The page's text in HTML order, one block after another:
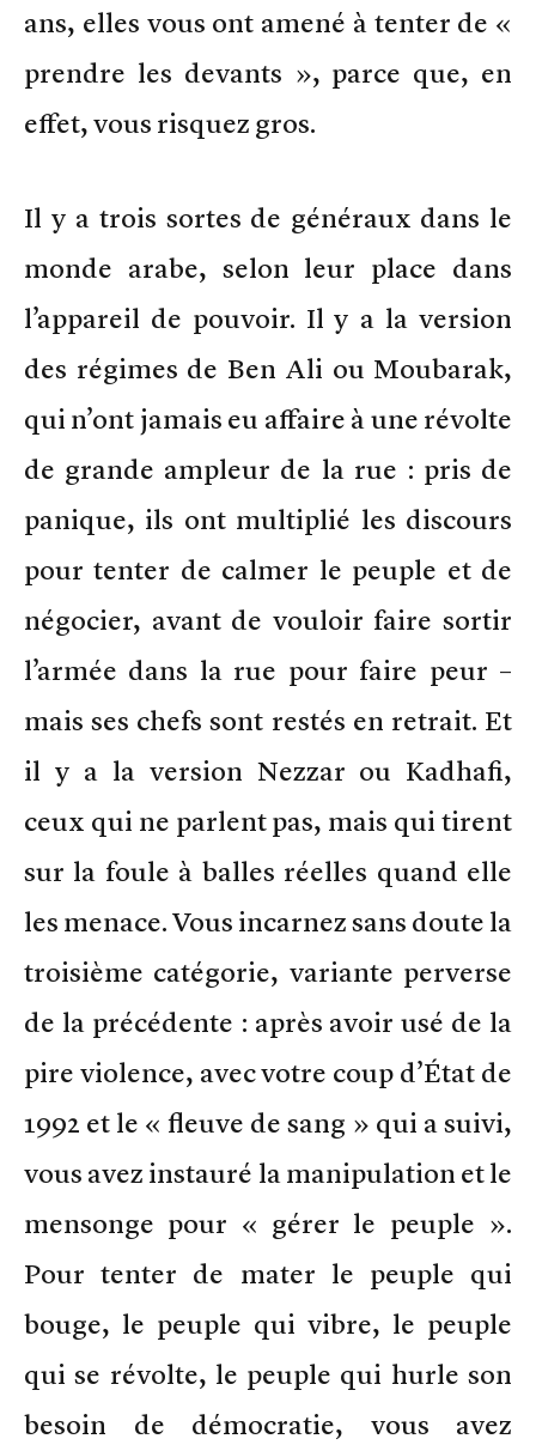
ans, elles vous ont amené à tenter de «
prendre les devants », parce que, en
effet, vous risquez gros.
Il y a trois sortes de généraux dans le
monde arabe, selon leur place dans
l’appareil de pouvoir. Il y a la version
des régimes de Ben Ali ou Moubarak,
qui n’ont jamais eu affaire à une révolte
de grande ampleur de la rue : pris de
panique, ils ont multiplié les discours
pour tenter de calmer le peuple et de
négocier, avant de vouloir faire sortir
l’armée dans la rue pour faire peur –
mais ses chefs sont restés en retrait. Et
il y a la version Nezzar ou Kadhafi,
ceux qui ne parlent pas, mais qui tirent
sur la foule à balles réelles quand elle
les menace. Vous incarnez sans doute la
troisième catégorie, variante perverse
de la précédente : après avoir usé de la
pire violence, avec votre coup d’État de
1992 et le « fleuve de sang » qui a suivi,
vous avez instauré la manipulation et le
mensonge pour « gérer le peuple ».
Pour tenter de mater le peuple qui
bouge, le peuple qui vibre, le peuple
qui se révolte, le peuple qui hurle son
besoin de démocratie, vous avez